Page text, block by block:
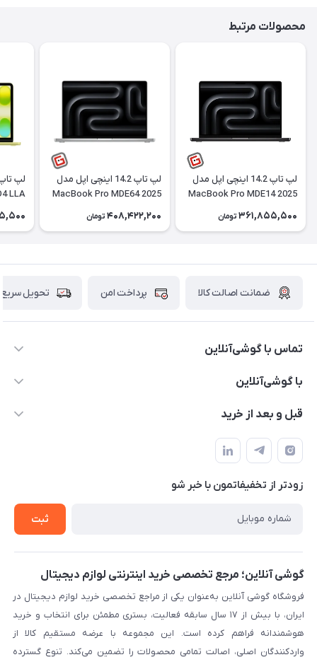
محصولات مرتبط
لپ تاپ 14.2 اینچی اپل مدل
MacBook Pro MDE14 2025
حافظه رم 16 گیگابایت
361,855,500 تومان
لپ تاپ 14.2 اینچی اپل مدل
MacBook Pro MDE64 2025
حافظه رم 24 گیگابایت
408,422,200 تومان
LLA
ضمانت اصالت کالا پرداخت امن تحویل سریع
تماس با گوشی‌آنلاین
۰۲۱91001221
با گوشی‌آنلاین
درباره ما
حساب کاربری
حریم خصوصی
بلاگ
قبل و بعد از خرید
نحوه خرید از گوشی آنلاین
شرایط ضمانت هفت روزه
روش ارسال کالا در گوشی آنلاین
روش بازگردانی کالا
زودتر از تخفیفاتمون با خبر شو
ثبت
گوشی آنلاین؛ مرجع تخصصی خرید اینترنتی لوازم دیجیتال
فروشگاه گوشی آنلاین به‌عنوان یکی از مراجع تخصصی خرید لوازم دیجیتال در
ایران، با بیش از ۱۷ سال سابقه فعالیت، بستری مطمئن برای انتخاب و خرید
هوشمندانه فراهم کرده است. این مجموعه با عرضه مستقیم کالا از
واردکنندگان اصلی، اصالت تمامی محصولات را تضمین می‌کند. تنوع گسترده